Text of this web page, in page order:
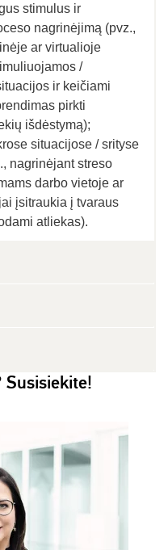
stimulus ir
nagrinėjimą (pvz.,
ar virtualioje
/
ir keičiami
pirkti
išdėstymą);
situacijose / srityse
nagrinėjant streso
darbo vietoje ar
įsitraukia į tvaraus
atliekas).
Susisiekite!